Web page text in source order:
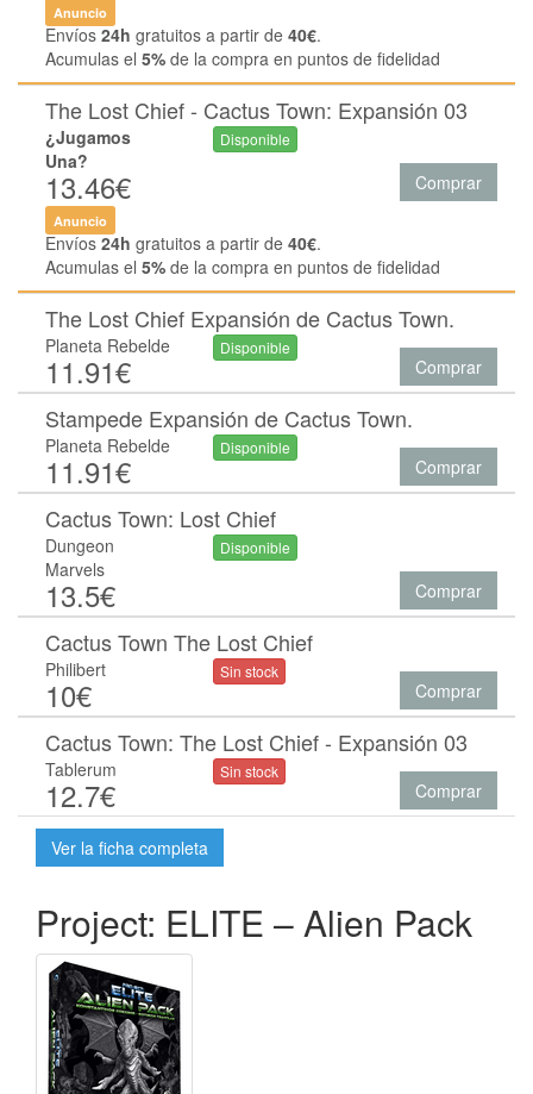
Anuncio
Envíos24h gratuitos a partir de 40€.
Acumulas el 5% de la compra en puntos de fidelidad
The Lost Chief - Cactus Town: Expansión 03
¿Jugamos
Una?
13.46€
Disponible
Comprar
Anuncio
Envíos24h gratuitos a partir de 40€.
Acumulas el 5% de la compra en puntos de fidelidad
The Lost Chief Expansión de Cactus Town.
Planeta Rebelde
11.91€
Disponible
Comprar
Stampede Expansión de Cactus Town.
Planeta Rebelde
11.91€
Disponible
Comprar
Cactus Town: Lost Chief
Dungeon
Marvels
13.5€
Disponible
Comprar
Cactus Town The Lost Chief
Philibert
10€
Sin stock
Comprar
Cactus Town: The Lost Chief - Expansión 03
Tablerum
12.7€
Sin stock
Comprar
Ver la ficha completa
Project: ELITE – Alien Pack